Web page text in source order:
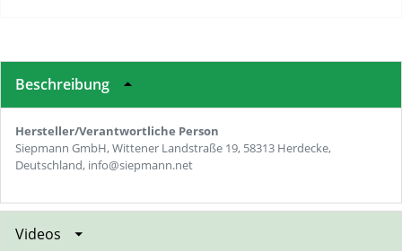
Beschreibung
Hersteller/Verantwortliche Person
Siepmann GmbH, Wittener Landstraße 19, 58313 Herdecke,
Deutschland, info@siepmann.net
Videos